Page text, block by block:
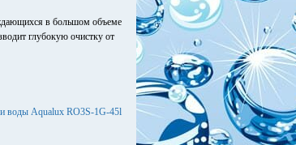
в большом объеме
глубокую очистку от
воды Aqualux RO3S-1G-45l